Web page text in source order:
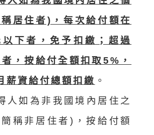
居住者)，每次給付額在
下者，免予扣繳；超過
，按給付全額扣取5%，
薪資給付總額扣繳 。
人如為非我國境內居住之
稱非居住者)，按給付額